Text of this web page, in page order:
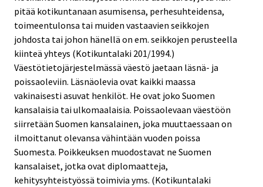
pitää kotikuntanaan asumisensa, perhesuhteidensa,
toimeentulonsa tai muiden vastaavien seikkojen
johdosta tai johon hänellä on em. seikkojen perusteella
kiinteä yhteys (Kotikuntalaki 201/1994.)
Väestötietojärjestelmässä väestö jaetaan läsnä- ja
poissaoleviin. Läsnäolevia ovat kaikki maassa
vakinaisesti asuvat henkilöt. He ovat joko Suomen
kansalaisia tai ulkomaalaisia. Poissaolevaan väestöön
siirretään Suomen kansalainen, joka muuttaessaan on
ilmoittanut olevansa vähintään vuoden poissa
Suomesta. Poikkeuksen muodostavat ne Suomen
kansalaiset, jotka ovat diplomaatteja,
kehitysyhteistyössä toimivia yms. (Kotikuntalaki